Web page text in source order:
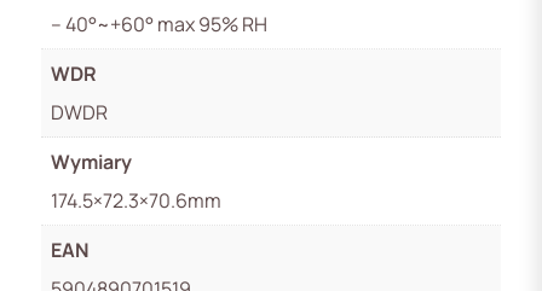
– 40°~+60° max 95% RH
WDR
DWDR
Wymiary
174.5×72.3×70.6mm
EAN